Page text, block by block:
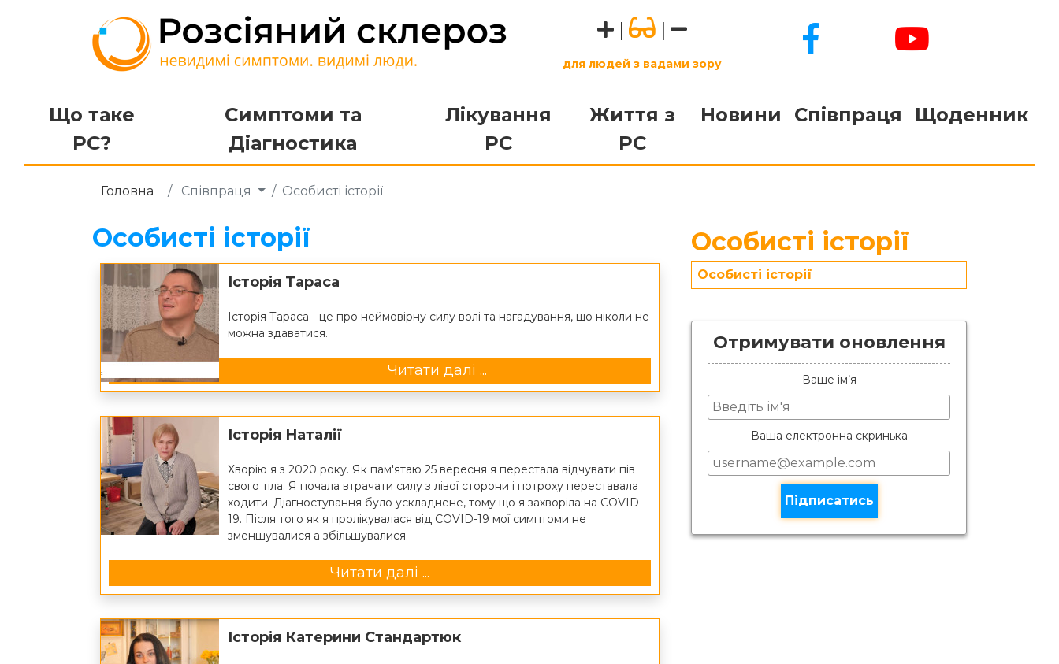
| |
для людей з вадами зору
Що таке
РС?
Симптоми та
Діагностика
Лікування
РС
Життя з
РС
Новини Співпраця Щоденник
Головна Співпраця Особисті історії
Особисті історії
Історія Тараса
Історія Тараса - це про неймовірну силу волі та нагадування, що ніколи не
можна здаватися.
Читати далі ...
Історія Наталії
Хворію я з 2020 року. Як пам'ятаю 25 вересня я перестала відчувати пів
свого тіла. Я почала втрачати силу з лівої сторони і потроху переставала
ходити. Діагностування було ускладнене, тому що я захворіла на COVID-
19. Після того як я пролікувалася від COVID-19 мої симптоми не
зменшувалися а збільшувалися.
Читати далі ...
Історія Катерини Стандартюк
Особисті історії
Особисті історії
Отримувати оновлення
Ваше ім’я
Ваша електронна скринька